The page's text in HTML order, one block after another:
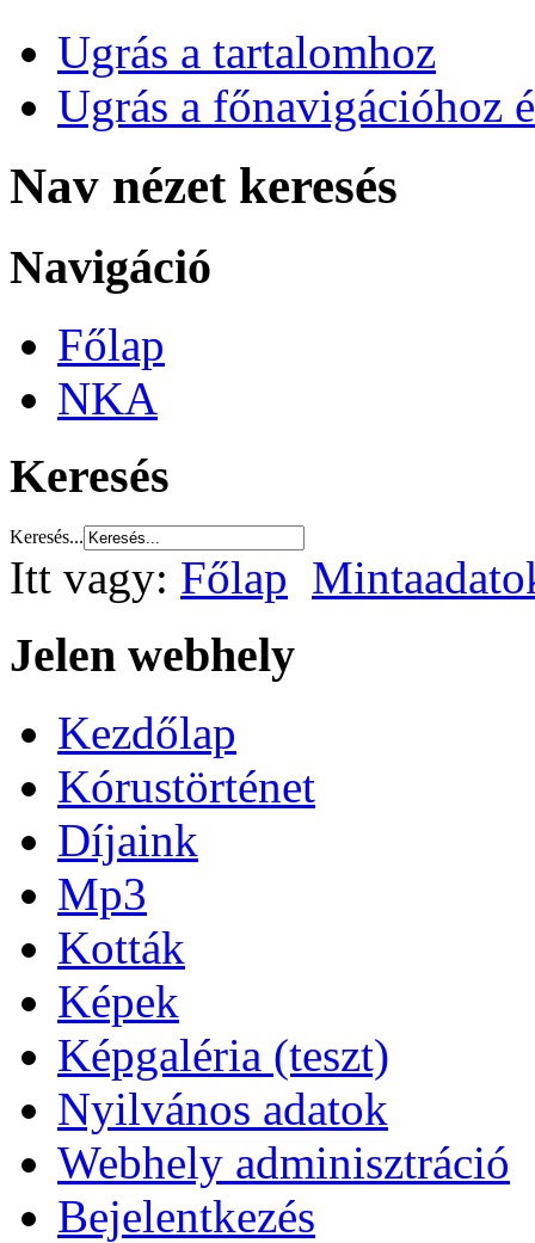
Ugrás a tartalomhoz
Ugrás a főnavigációhoz
Nav nézet keresés
Navigáció
Főlap
NKA
Keresés
Keresés...
Itt vagy: Főlap
Jelen webhely
Kezdőlap
Kórustörténet
Díjaink
Mp3
Kották
Képek
Képgaléria (teszt)
Nyilvános adatok
Webhely adminisztráció
Bejelentkezés